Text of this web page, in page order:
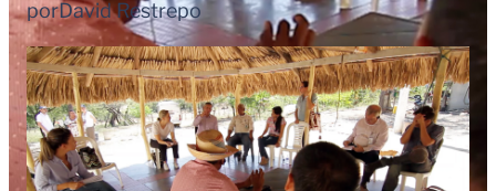
porDavid Restrepo